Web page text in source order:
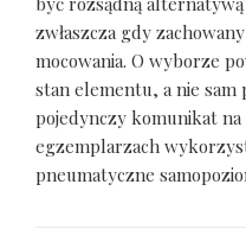
zwłaszcza gdy
mocowania. O wyborze
stan elementu, a nie
pojedynczy komunikat
egzemplarzach
pneumatyczne